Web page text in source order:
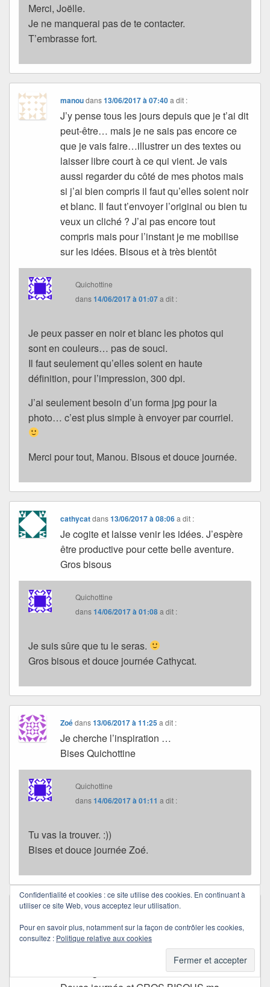
Merci, Joëlle.
Je ne manquerai pas de te contacter.
T’embrasse fort.
manoudans13/06/2017 à 07:40 a dit :
J’y pense tous les jours depuis que je t’ai dit
peut-être… mais je ne sais pas encore ce
que je vais faire…illustrer un des textes ou
laisser libre court à ce qui vient. Je vais
aussi regarder du côté de mes photos mais
si j’ai bien compris il faut qu’elles soient noir
et blanc. Il faut t’envoyer l’original ou bien tu
veux un cliché ? J’ai pas encore tout
compris mais pour l’instant je me mobilise
sur les idées. Bisous et à très bientôt
Quichottine
dans14/06/2017 à 01:07a dit :
Je peux passer en noir et blanc les photos qui
sont en couleurs… pas de souci.
Il faut seulement qu’elles soient en haute
définition, pour l’impression, 300 dpi.
J’ai seulement besoin d’un forma jpg pour la
photo… c’est plus simple à envoyer par courriel.
Merci pour tout, Manou. Bisous et douce journée.
cathycatdans13/06/2017 à 08:06 a dit :
Je cogite et laisse venir les idées. J’espère
être productive pour cette belle aventure.
Gros bisous
Quichottine
dans14/06/2017 à 01:08a dit :
Je suis sûre que tu le seras.
Gros bisous et douce journée Cathycat.
Zoédans13/06/2017 à 11:25 a dit :
Je cherche l’inspiration …
Bises Quichottine
Quichottine
dans14/06/2017 à 01:11 a dit :
Tu vas la trouver. :))
Bises et douce journée Zoé.
Maritédans13/06/2017 à 13:21a dit :
Je déclare forfait pour cette aventure, le
quotidien m’est parfois difficile… mais je ne
manquerai pas de me procurer cette
Confidentialité et cookies : ce site utilise des cookies. En continuant à
utiliser ce site Web, vous acceptez leur utilisation.
Pour en savoir plus, notamment sur la façon de contrôler les cookies,
consultez : Politique relative aux cookies